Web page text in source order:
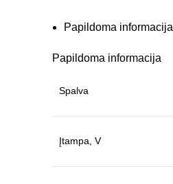
Papildoma informacija
Papildoma informacija
Spalva
Įtampa, V